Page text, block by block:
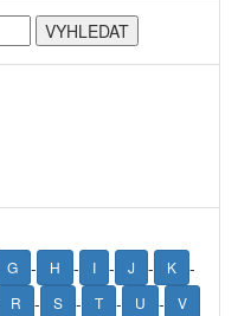
G - H - I - J - K -
R - S - T - U - V